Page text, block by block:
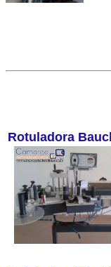
Rotuladora